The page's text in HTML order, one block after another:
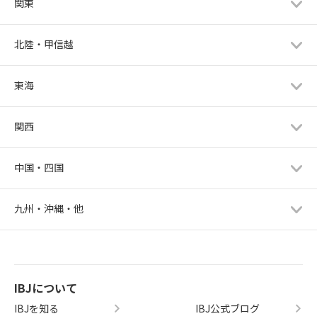
北陸・甲信越
東海
関西
中国・四国
九州・沖縄・他
IBJについて
IBJを知る IBJ公式ブログ